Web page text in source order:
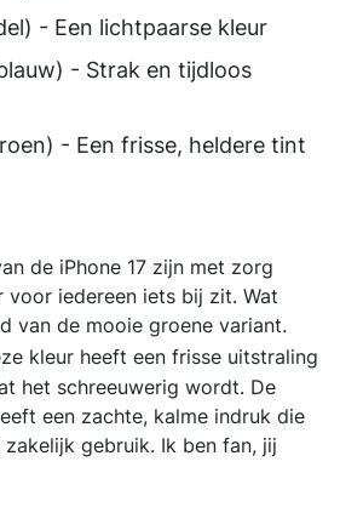
- Een lichtpaarse kleur
- Strak en tijdloos
- Een frisse, heldere tint
de iPhone 17 zijn met zorg
iedereen iets bij zit. Wat
van de mooie groene variant.
kleur heeft een frisse uitstraling
het schreeuwerig wordt. De
een zachte, kalme indruk die
gebruik. Ik ben fan, jij